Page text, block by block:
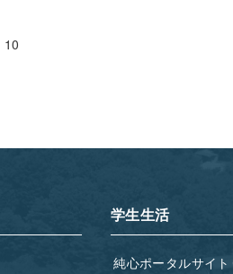
10
学生生活
純心ポータルサイト